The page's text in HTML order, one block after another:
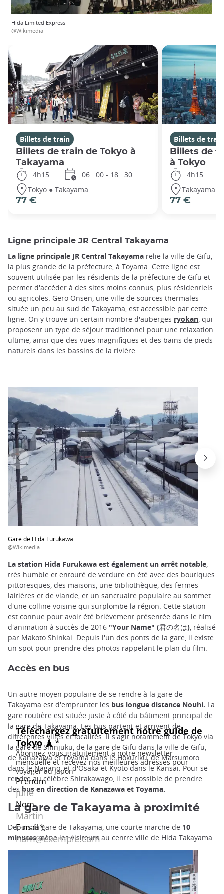
Hida Limited Express
@Wikimedia
Billets de train
Billets de train de Tokyo à
Takayama
4h15
06 : 00 - 18 : 30
Tokyo ● Takayama
77 €
Billets de train
Billets de
à Tokyo
4h15
Takayama ●
77 €
Ligne principale JR Central Takayama
La ligne principale JR Central Takayama relie la ville de Gifu,
la plus grande de la préfecture, à Toyama. Cette ligne est
souvent utilisée par les résidents de la préfecture de Gifu et
permet d'accéder à des sites moins connus, plus résidentiels
ou agricoles. Gero Onsen, une ville de sources thermales
située un peu au sud de Takayama, est accessible par cette
ligne. On y trouve un certain nombre d'auberges ryokan, qui
proposent un type de séjour traditionnel pour une relaxation
ultime, ainsi que des vues magnifiques et des bains de pieds
naturels dans les bassins de la rivière.
Gare de Hida Furukawa
@Wikimedia
La station Hida Furukawa est également un arrêt notable
très humble et entouré de verdure en été avec des boutiques
pittoresques, des maisons, une bibliothèque, des fermes
laitières et de viande, et un sanctuaire populaire au sommet
d'une colline voisine qui surplombe la région. Cette station
est connue pour avoir été brièvement présentée dans le film
d'animation à succès de 2016 "Your Name" (君の名は) , réalisé
par Makoto Shinkai. Depuis l'un des ponts de la gare, il existe
un spot pour prendre des photos rappelant le plan du film.
Accès en bus
Un autre moyen populaire de se rendre à la gare de
Takayama est d'emprunter les bus longue distance Nouhi. La
gare routière est située juste à côté du bâtiment principal de
la gare de Takayama. Les bus partent et arrivent de
différentes villes et localités. Il s'agit notamment de Tokyo via
la gare de Shinjuku, de la gare de Gifu dans la ville de Gifu,
de Kanazawa et Toyama dans le Hokuriku, de Matsumoto
dans le Nagano, et d'Osaka et Kyoto dans le Kansai. Pour se
rendre au célèbre Shirakawago, il est possible de prendre
des bus en direction de Kanazawa et Toyama.
La gare de Takayama à proximité
Depuis la gare de Takayama, une courte marche de 10
minutesmène les visiteurs au centre ville de Hida Takayama.